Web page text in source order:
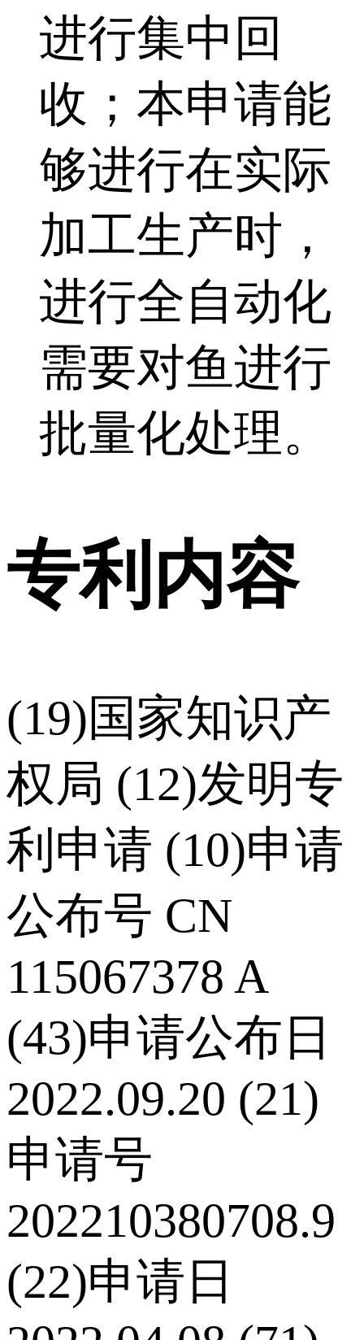
进行集中回
收；本申请能
够进行在实际
加工生产时，
进行全自动化
需要对鱼进行
批量化处理。
专利内容
(19)国家知识产
权局 (12)发明专
利申请 (10)申请
公布号 CN
115067378 A
(43)申请公布日
2022.09.20 (21)
申请号
202210380708.9
(22)申请日